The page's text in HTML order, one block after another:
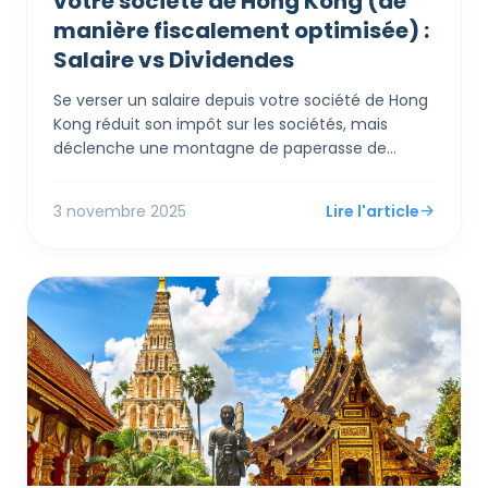
manière fiscalement optimisée) :
Salaire vs Dividendes
Se verser un salaire depuis votre société de Hong
Kong réduit son impôt sur les sociétés, mais
déclenche une montagne de paperasse de
mais une nouvelle règle FSIE pourrait piéger vos
désormais la stratégie la plus intelligente.
3 novembre 2025 Lire l'article